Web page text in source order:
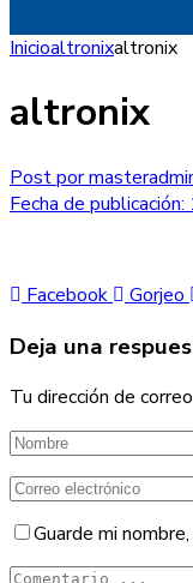
Inicioaltronixaltronix
altronix
Post por
Fecha de publicación:
Facebook Gorjeo
Deja una
Tu dirección de
Guarde mi